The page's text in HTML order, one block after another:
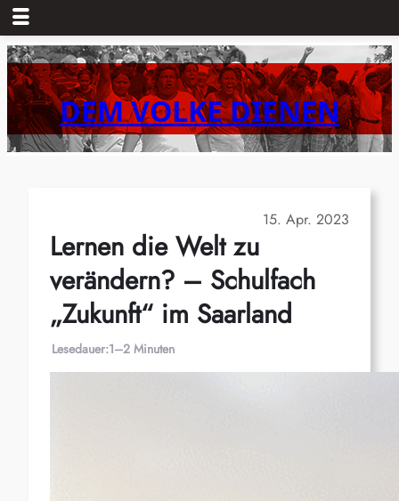
Zum
Inhalt
springenDEM VOLKE DIENEN
15. Apr. 2023
Lernen die Welt zu
verändern? – Schulfach
„Zukunft“ im Saarland
Lesedauer:1–2 Minuten